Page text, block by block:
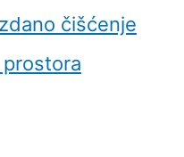
čišćenje